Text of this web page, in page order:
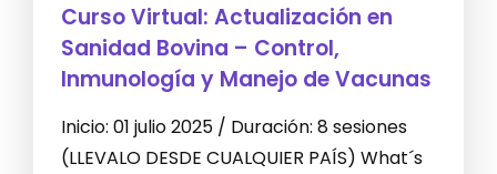
Curso Virtual: Actualización en
Sanidad Bovina – Control,
Inmunología y Manejo de Vacunas
Inicio: 01 julio 2025 / Duración: 8 sesiones
(LLEVALO DESDE CUALQUIER PAÍS) What´s